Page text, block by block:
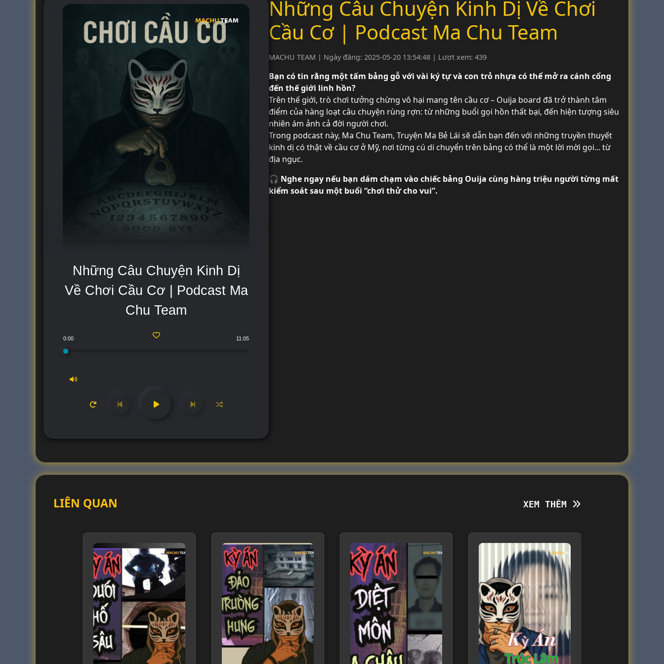
Những Câu Chuyện Kinh Dị
Về Chơi Cầu Cơ | Podcast Ma
Chu Team
0:00 11:05
Những Câu Chuyện Kinh Dị Về Chơi
Cầu Cơ | Podcast Ma Chu Team
MACHU TEAM | Ngày đăng: 2025-05-20 13:54:48 | Lượt xem: 439
Bạn có tin rằng một tấm bảng gỗ với vài ký tự và con trỏ nhựa có thể mở ra cánh cổng
đến thế giới linh hồn?
Trên thế giới, trò chơi tưởng chừng vô hại mang tên cầu cơ – Ouija board đã trở thành tâm
điểm của hàng loạt câu chuyện rùng rợn: từ những buổi gọi hồn thất bại, đến hiện tượng siêu
nhiên ám ảnh cả đời người chơi.
Trong podcast này, Ma Chu Team, Truyện Ma Bẻ Lái sẽ dẫn bạn đến với những truyền thuyết
kinh dị có thật về cầu cơ ở Mỹ, nơi từng cú di chuyển trên bảng có thể là một lời mời gọi... từ
địa ngục.
🎧 Nghe ngay nếu bạn dám chạm vào chiếc bảng Ouija cùng hàng triệu người từng mất
kiểm soát sau một buổi “chơi thử cho vui”.
LIÊN QUAN
XEM THÊM